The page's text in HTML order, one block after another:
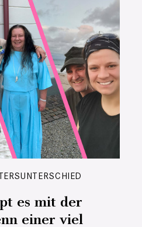
es mit der
einer viel